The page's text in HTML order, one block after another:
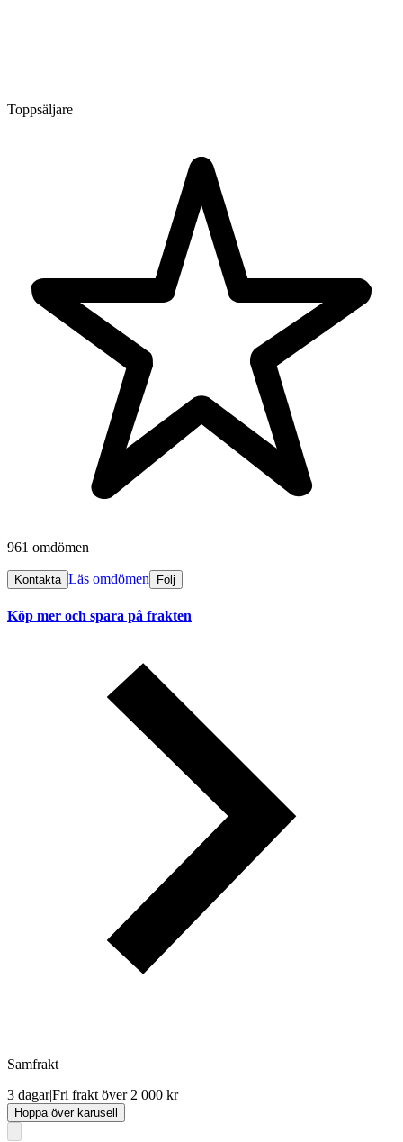
Toppsäljare
961 omdömen
Kontakta Läs omdömen Följ
Köp mer och spara på frakten
Samfrakt
3 dagar|Fri frakt över 2 000 kr
Hoppa över karusell